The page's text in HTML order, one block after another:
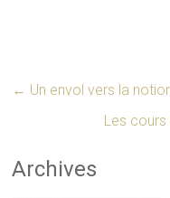
← Un envol vers la
Les cours
Archives